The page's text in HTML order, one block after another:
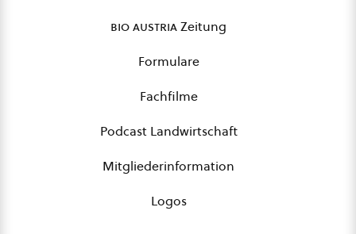
bio austriaZeitung
Formulare
Fachfilme
Podcast Landwirtschaft
Mitgliederinformation
Logos